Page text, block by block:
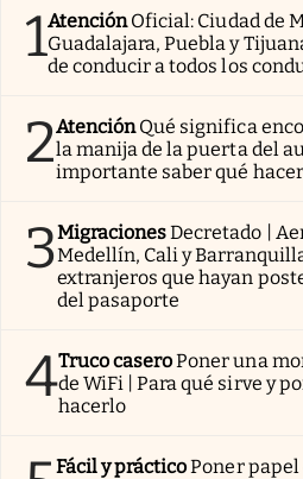
1AtenciónOficial: Ciudad de
Guadalajara, Puebla y
de conducir a todos los
2AtenciónQué significa
la manija de la puerta del
importante saber qué hacer
3MigracionesDecretado |
Medellín, Cali y
extranjeros que hayan
del pasaporte
4Truco caseroPoner una
de WiFi | Para qué sirve y
hacerlo
Fácil y prácticoPoner